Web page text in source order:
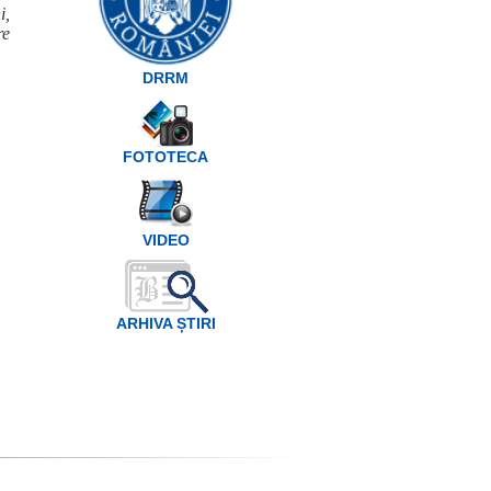
DRRM
FOTOTECA
VIDEO
ARHIVA ȘTIRI